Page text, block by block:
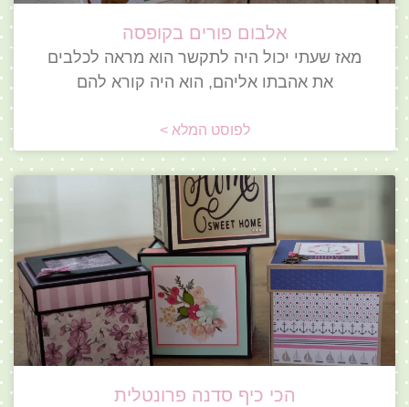
אלבום פורים בקופסה
מאז שעתי יכול היה לתקשר הוא מראה לכלבים
את אהבתו אליהם, הוא היה קורא להם
לפוסט המלא >
הכי כיף סדנה פרונטלית